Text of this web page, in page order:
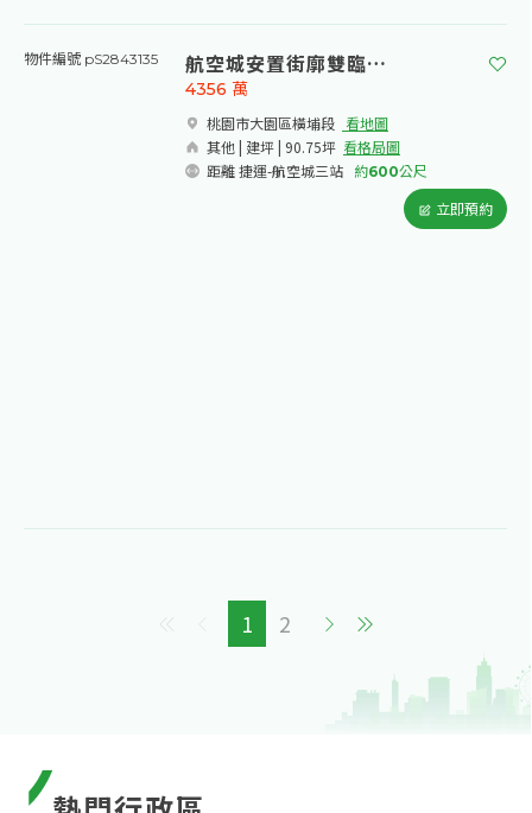
物件編號 pS2843135 航空城安置街廓雙臨路角地
桃園市大園區橫埔段​ 看地圖
其他 | 建坪 | 90.75坪 看格局圖
距離 捷運-航空城三站
約600公尺
4356 萬
立即預約
1 2